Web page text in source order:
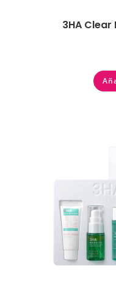
3HA